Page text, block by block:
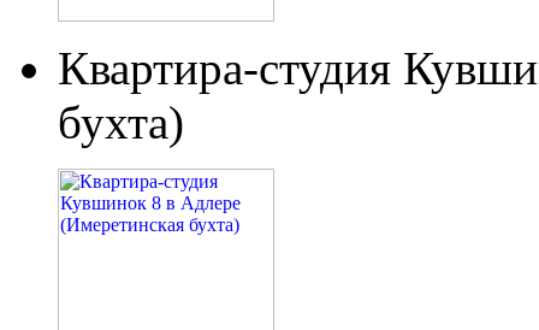
Квартира-студия
бухта)